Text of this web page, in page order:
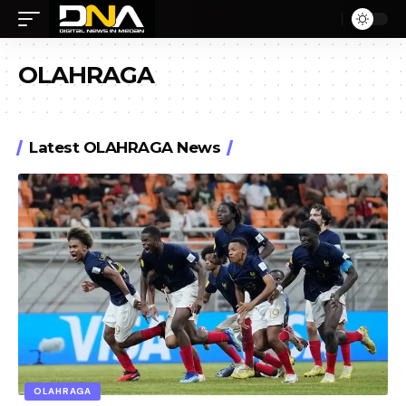
OLAHRAGA
Latest OLAHRAGA News
OLAHRAGA